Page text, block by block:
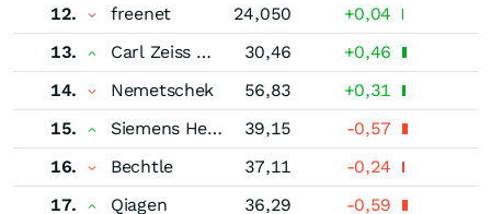
12.
freenet 24,050
+0,04
13.
Carl Zeiss Meditec 30,46
+0,46
14.
Nemetschek 56,83
+0,31
15.
Siemens Healthineers 39,15
-0,57
16.
Bechtle 37,11
-0,24
17.
Qiagen 36,29 -0,59